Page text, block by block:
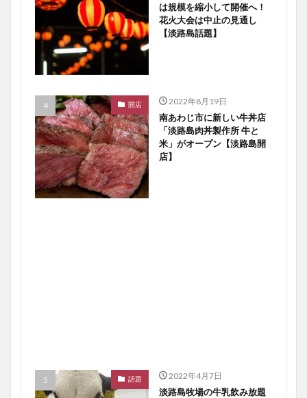
は規模を縮小して開催へ！
花火大会は中止の見通し
【淡路島話題】
開店 2022年8月19日
南あわじ市に新しい牛丼店
「淡路島肉丼製作所 牛と
米」がオープン【淡路島開
店】
話題 2022年4月7日
淡路島牧場の牛乳飲み放題